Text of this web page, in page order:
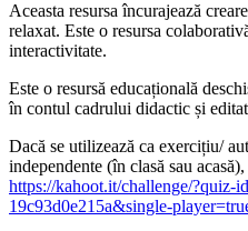
Aceasta resursa încurajează
relaxat. Este o resursa
interactivitate.
Este o resursă educațională
în contul cadrului didactic și
Dacă se utilizează ca exercițiu/
independente (în clasă sau
https://kahoot.it/challenge/?quiz-
19c93d0e215a&single-